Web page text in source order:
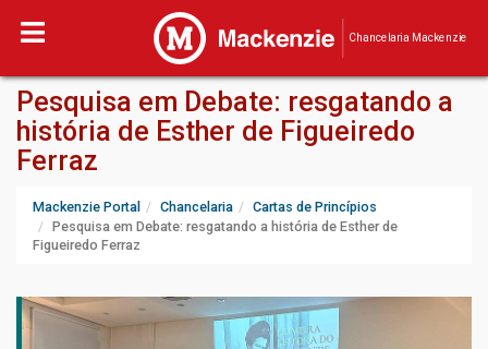
Chancelaria Mackenzie
Pesquisa em Debate: resgatando a
história de Esther de Figueiredo
Ferraz
Mackenzie Portal Chancelaria
Cartas de Princípios
Pesquisa em Debate: resgatando a história de Esther de
Figueiredo Ferraz